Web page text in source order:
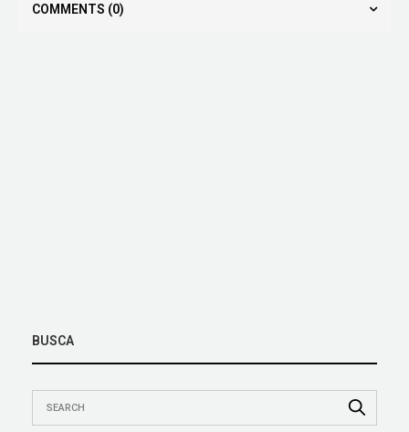
COMMENTS (0)
BUSCA